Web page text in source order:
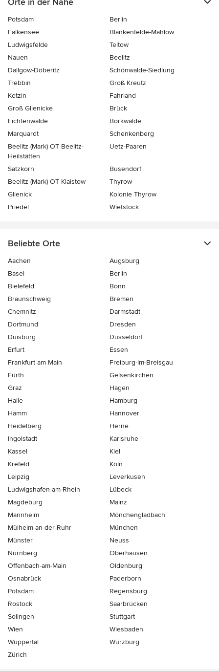
Potsdam
Berlin
Falkensee
Blankenfelde-Mahlow
Ludwigsfelde
Teltow
Nauen
Beelitz
Dallgow-Döberitz
Schönwalde-Siedlung
Trebbin
Groß Kreutz
Ketzin
Fahrland
Groß Glienicke
Brück
Fichtenwalde
Borkwalde
Marquardt
Schenkenberg
Beelitz (Mark) OT Beelitz-
Heilstätten
Uetz-Paaren
Satzkorn
Busendorf
Beelitz (Mark) OT Klaistow
Thyrow
Glienick
Kolonie Thyrow
Priedel
Wietstock
Beliebte Orte
Aachen
Augsburg
Basel
Berlin
Bielefeld
Bonn
Braunschweig
Bremen
Chemnitz
Darmstadt
Dortmund
Dresden
Duisburg
Düsseldorf
Erfurt
Essen
Frankfurt am Main
Freiburg-im-Breisgau
Fürth
Gelsenkirchen
Graz
Hagen
Halle
Hamburg
Hamm
Hannover
Heidelberg
Herne
Ingolstadt
Karlsruhe
Kassel
Kiel
Krefeld
Köln
Leipzig
Leverkusen
Ludwigshafen-am-Rhein
Lübeck
Magdeburg
Mainz
Mannheim
Mönchen­gladbach
Mülheim-an-der-Ruhr
München
Münster
Neuss
Nürnberg
Oberhausen
Offenbach-am-Main
Oldenburg
Osnabrück
Paderborn
Potsdam
Regensburg
Rostock
Saarbrücken
Solingen
Stuttgart
Wien
Wiesbaden
Wuppertal
Würzburg
Zürich